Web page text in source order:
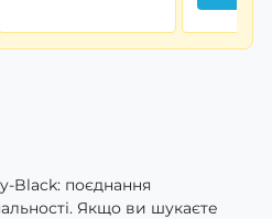
Black: поєднання
Якщо ви шукаєте